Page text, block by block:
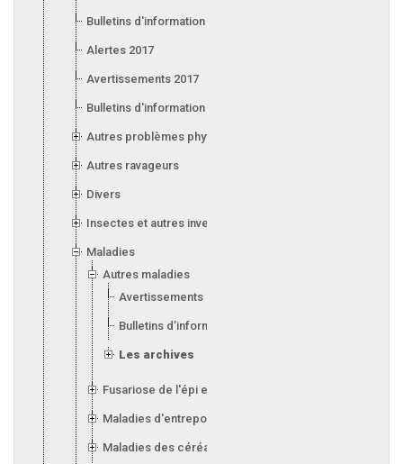
Bulletins d'information 2018
Alertes 2017
Avertissements 2017
Bulletins d'information 2017
Autres problèmes phytosanitaires
Autres ravageurs
Divers
Insectes et autres invertébrés
Maladies
Autres maladies
Avertissements
Bulletins d’information
Les archives
Fusariose de l'épi et de l'orge
Maladies d'entreposage (silos)
Maladies des céréales